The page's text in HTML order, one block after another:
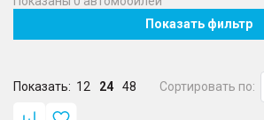
Показать фильтр
Показать: 12 24 48 Сортировать по: